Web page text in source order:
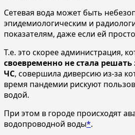
Сетевая вода может быть
эпидемиологическим и
показателям, даже если ей
Т.е. это скорее администрация,
своевременно не стала
ЧС, совершила диверсию из-за
время пандемии рискуют
водой.
При этом в городе происходят
водопроводной воды*.